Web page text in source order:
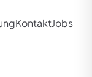
KontaktJobs